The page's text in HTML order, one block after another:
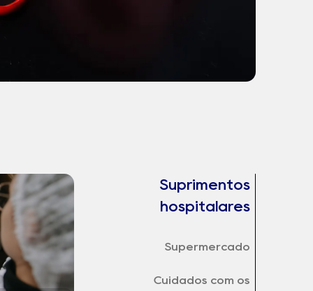
Suprimentos
hospitalares
Supermercado
Cuidados com os